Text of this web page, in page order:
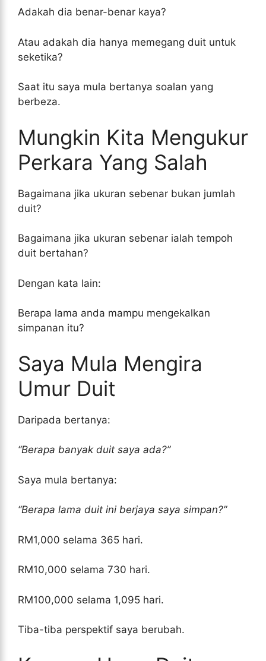
Adakah dia benar-benar kaya?
Atau adakah dia hanya memegang duit untuk
seketika?
Saat itu saya mula bertanya soalan yang
berbeza.
Mungkin Kita Mengukur
Perkara Yang Salah
Bagaimana jika ukuran sebenar bukan jumlah
duit?
Bagaimana jika ukuran sebenar ialah tempoh
duit bertahan?
Dengan kata lain:
Berapa lama anda mampu mengekalkan
simpanan itu?
Saya Mula Mengira
Umur Duit
Daripada bertanya:
“Berapa banyak duit saya ada?”
Saya mula bertanya:
“Berapa lama duit ini berjaya saya simpan?”
RM1,000 selama 365 hari.
RM10,000 selama 730 hari.
RM100,000 selama 1,095 hari.
Tiba-tiba perspektif saya berubah.